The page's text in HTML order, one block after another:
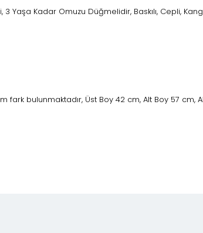
3 Yaşa Kadar Omuzu Düğmelidir, Baskılı, Cepli,
fark bulunmaktadır, Üst Boy 42 cm, Alt Boy 57 cm,